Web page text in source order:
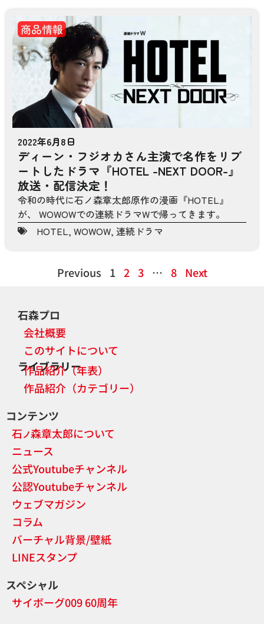
商品情報
2022年6月8日
ディーン・フジオカさん主演で名作をリブ
ートしたドラマ『HOTEL -NEXT DOOR-』
放送・配信決定！
令和の時代に石ノ森章太郎原作の漫画『HOTEL』
が、 WOWOWでの連続ドラマWで帰ってきます。
HOTEL, WOWOW, 連続ドラマ
Previous 1 2 3 … 8 Next
石森プロ
会社概要
このサイトについて
ライブラリー
作品紹介（年表）
作品紹介（カテゴリー）
コンテンツ
石ノ森章太郎について
ニュース
公式Youtubeチャンネル
公認Youtubeチャンネル
ウェブマガジン
コラム
バーチャル背景/壁紙
LINEスタンプ
スペシャル
サイボーグ009 60周年